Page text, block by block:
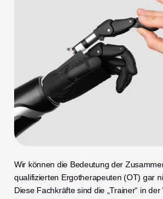
Wir können die Bedeutung der
qualifizierten Ergotherapeuten (OT) gar
Diese Fachkräfte sind die „Trainer“ in